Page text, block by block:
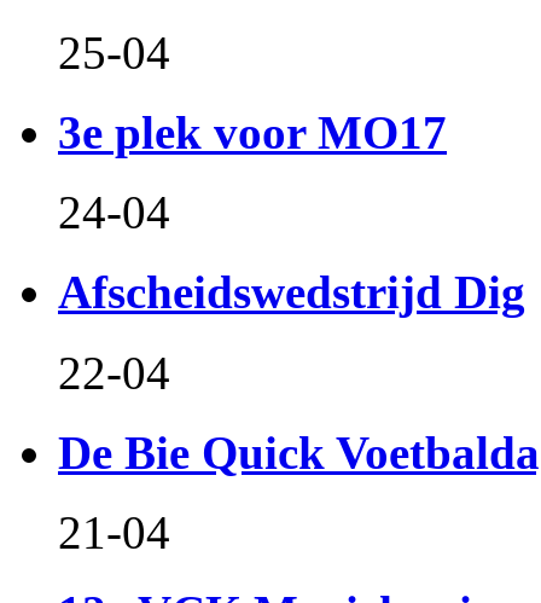
25-04
3e plek voor MO17
24-04
Afscheidswedstrijd Dig
22-04
De Bie Quick
21-04